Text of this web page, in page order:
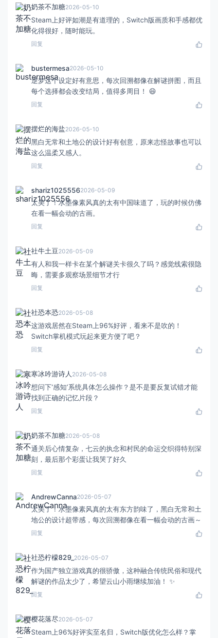
奶茶不加糖2026-05-10
Steam上好评如潮是有道理的，Switch版画质和手感都优
化得很好，随时能玩。
回复
bustermesa2026-05-10
逆梦这个设定好有意思，每次回溯都像在解谜拼图，而且
每个选择都会改变结局，值得多周目！ 😄
回复
摆烂的海盐2026-05-10
黑白无常和土地公的设计好有创意，原来志怪故事也可以
这么温柔又感人。
回复
shariz10255562026-05-09
太美了！水墨像素风真的太有中国味道了，玩的时候仿佛
在看一幅会动的古画。
回复
社牛土豆2026-05-09
有人和我一样卡在某个解谜关卡很久了吗？感觉线索很隐
晦，需要多观察场景细节才行
回复
社恐本恐2026-05-08
这游戏居然在Steam上96%好评，看来不是吹的！
Switch掌机模式玩起来更方便了吧？
回复
寒冰吟游诗人 2026-05-08
想问下‘感知’系统具体怎么操作？是不是要反复试错才能
找到正确的记忆片段？
回复
奶茶不加糖2026-05-08
通关后心情复杂，七云的执念和村民的命运交织得特别深
刻，最后那个彩蛋让我哭了好久
回复
AndrewCanna2026-05-07
太美了！水墨像素风真的太有东方韵味了，黑白无常和土
地公的设计超带感，每次回溯都像在看一幅会动的古画～
回复
社恐柠檬829_ 2026-05-07
作为国产独立游戏真的很骄傲，这种融合传统民俗和现代
解谜的作品太少了，希望云山小雨继续加油！ ✨
回复
樱花落尽2026-05-07
Steam上96%好评实至名归，Switch版优化怎么样？掌